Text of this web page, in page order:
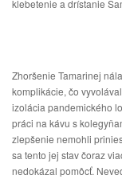
klebetenie a drístanie
Zhoršenie Tamarinej
komplikácie, čo
izolácia pandemického
práci na kávu s
zlepšenie nemohli
sa tento jej stav čoraz
nedokázal pomôcť.